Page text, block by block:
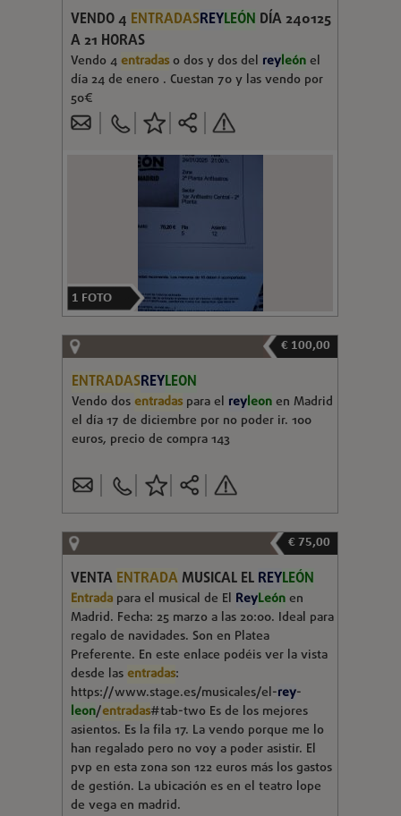
VENDO 4 ENTRADASREYLEÓN DÍA 240125
A 21 HORAS
Vendo 4entradaso dos y dos del reyleónel
día 24 de enero . Cuestan 70 y las vendo por
50€
1 FOTO
€ 100,00
ENTRADASREYLEON
Vendo dosentradaspara el reyleonen Madrid
el día 17 de diciembre por no poder ir. 100
euros, precio de compra 143
€ 75,00
VENTA ENTRADAMUSICAL EL REYLEÓN
Entradapara el musical de El ReyLeónen
Madrid. Fecha: 25 marzo a las 20:00. Ideal para
regalo de navidades. Son en Platea
Preferente. En este enlace podéis ver la vista
desde lasentradas:
https://www.stage.es/musicales/el-rey-
leon/entradas#tab-two Es de los mejores
asientos. Es la fila 17. La vendo porque me lo
han regalado pero no voy a poder asistir. El
pvp en esta zona son 122 euros más los gastos
de gestión. La ubicación es en el teatro lope
de vega en madrid.